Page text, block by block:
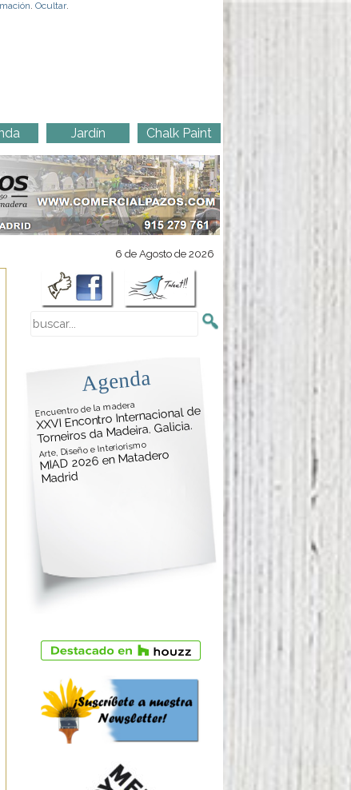
. Ocultar.
Jardín Chalk Paint
6 de Agosto de 2026
Agenda
Encuentro de la madera
XXVI Encontro Internacional de
Torneiros da Madeira. Galicia.
Arte, Diseño e Interiorismo
MIAD 2026 en Matadero
Madrid